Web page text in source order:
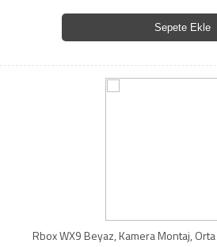
Sepete Ekle
Rbox WX9 Beyaz, Kamera Montaj,